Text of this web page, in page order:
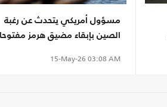
مسؤول أمريكي يتحدث عن رغبة
الصين بإبقاء مضيق هرمز مفتوحا
15-May-26 03:08 AM